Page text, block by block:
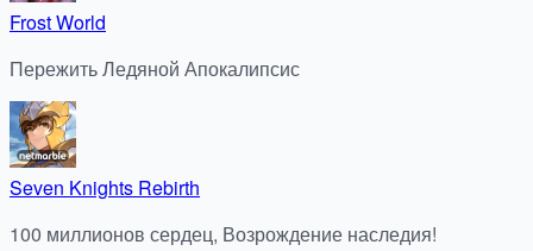
Frost World
Пережить Ледяной Апокалипсис
Seven Knights Rebirth
100 миллионов сердец, Возрождение наследия!